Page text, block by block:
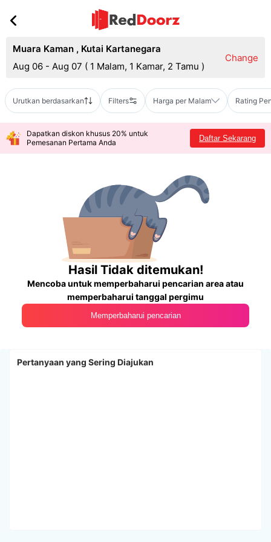
Muara Kaman , Kutai Kartanegara
Aug 06 - Aug 07 ( 1 Malam, 1 Kamar, 2 Tamu )
Change
Urutkan berdasarkan Filters Harga per Malam Rating
Dapatkan diskon khusus 20% untuk
Pemesanan Pertama Anda
Daftar Sekarang
Hasil Tidak ditemukan!
Mencoba untuk memperbaharui pencarian area atau
memperbaharui tanggal pergimu
Memperbaharui pencarian
Pertanyaan yang Sering Diajukan